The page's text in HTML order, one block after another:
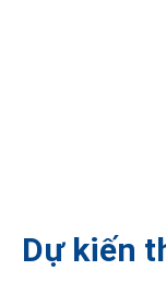
Dự kiến